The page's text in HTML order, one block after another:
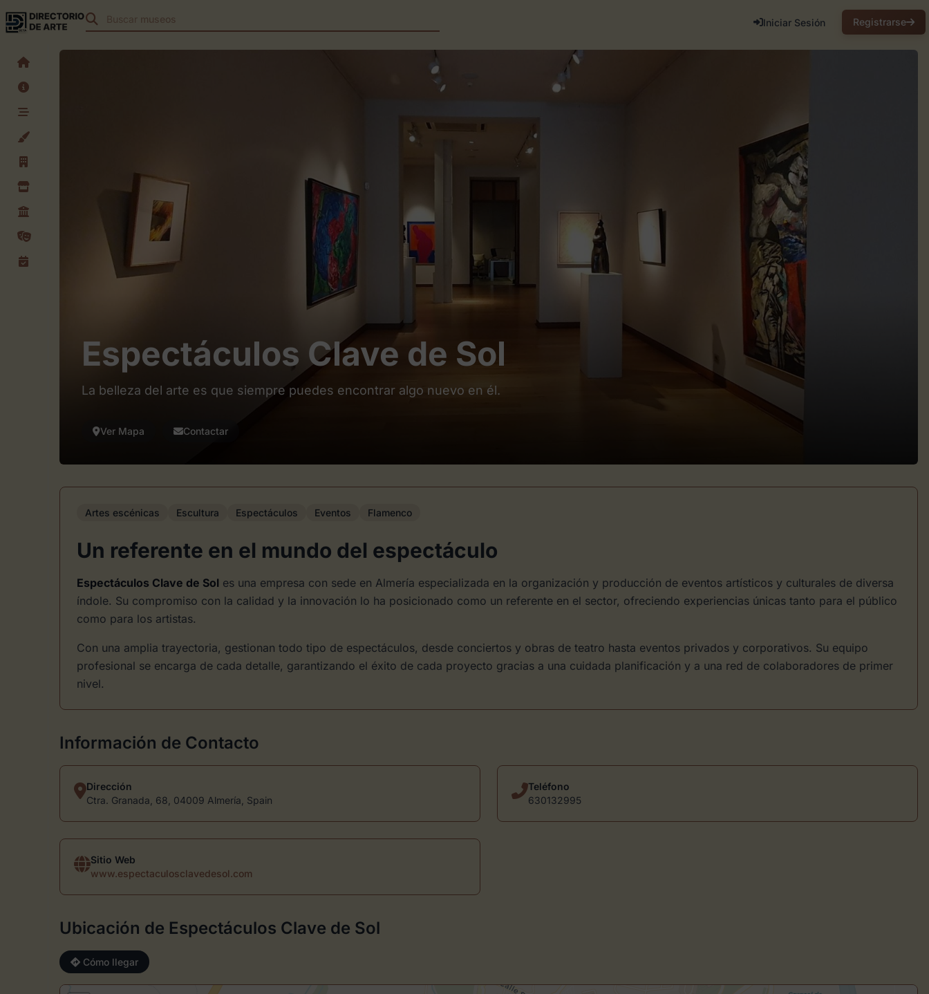
Buscar teatros Iniciar Sesión Registrarse
Espectáculos Clave de Sol
La belleza del arte es que siempre puedes encontrar algo nuevo en él.
Ver Mapa Contactar
Artes escénicas Escultura Espectáculos Eventos Flamenco
Un referente en el mundo del espectáculo
Espectáculos Clave de Sol es una empresa con sede en Almería especializada en la organización y producción de eventos artísticos y culturales de diversa
índole. Su compromiso con la calidad y la innovación lo ha posicionado como un referente en el sector, ofreciendo experiencias únicas tanto para el público
como para los artistas.
Con una amplia trayectoria, gestionan todo tipo de espectáculos, desde conciertos y obras de teatro hasta eventos privados y corporativos. Su equipo
profesional se encarga de cada detalle, garantizando el éxito de cada proyecto gracias a una cuidada planificación y a una red de colaboradores de primer
nivel.
Información de Contacto
Dirección
Ctra. Granada, 68, 04009 Almería, Spain
Teléfono
630132995
Sitio Web
www.espectaculosclavedesol.com
Ubicación de Espectáculos Clave de Sol
Cómo llegar